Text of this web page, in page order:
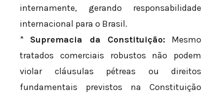
internamente, gerando responsabilidade
internacional para o Brasil.
* Supremacia da Constituição: Mesmo
tratados comerciais robustos não podem
violar cláusulas pétreas ou direitos
fundamentais previstos na Constituição